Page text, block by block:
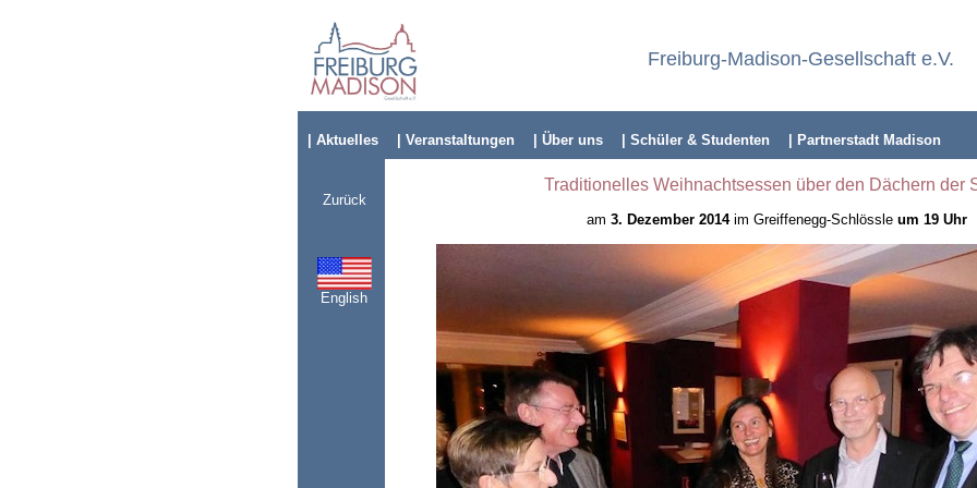
Freiburg-Madison-Gesellschaft e.V.
| Aktuelles | Veranstaltungen | Über uns | Schüler & Studenten | Partnerstadt Madison
Zurück
English
Traditionelles Weihnachtsessen über den Dächern der
am 3. Dezember 2014im Greiffenegg-Schlössle um 19 Uhr